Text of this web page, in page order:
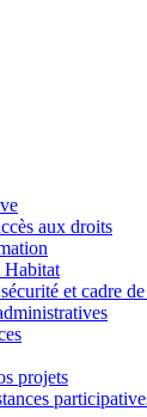
aux droits
Habitat
et cadre
projets